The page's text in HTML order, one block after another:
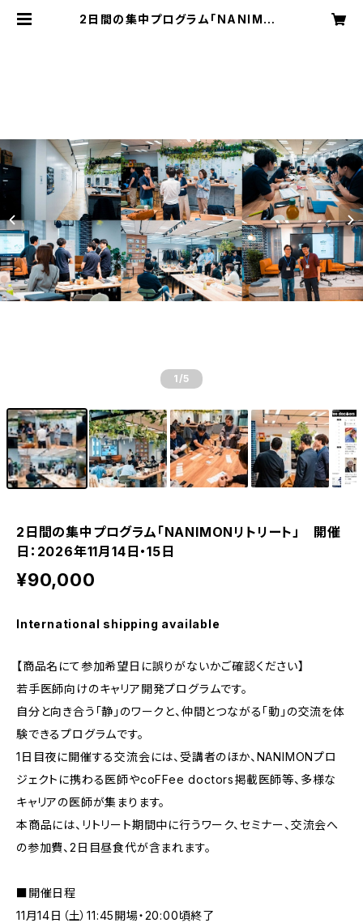
2日間の集中プログラム「NANIMON
1 /5
2日間の集中プログラム「NANIMONリトリート」 開催
日：2026年11月14日・15日
¥90,000
International shipping available
【商品名にて参加希望日に誤りがないかご確認ください】
若手医師向けのキャリア開発プログラムです。
自分と向き合う「静」のワークと、仲間とつながる「動」の交流を体
験できるプログラムです。
1日目夜に開催する交流会には、受講者のほか、NANIMONプロ
ジェクトに携わる医師やcoFFee doctors掲載医師等、多様な
キャリアの医師が集まります。
本商品には、リトリート期間中に行うワーク、セミナー、交流会へ
の参加費、2日目昼食代が含まれます。
■開催日程
11月14日（土）11:45開場・20:00頃終了